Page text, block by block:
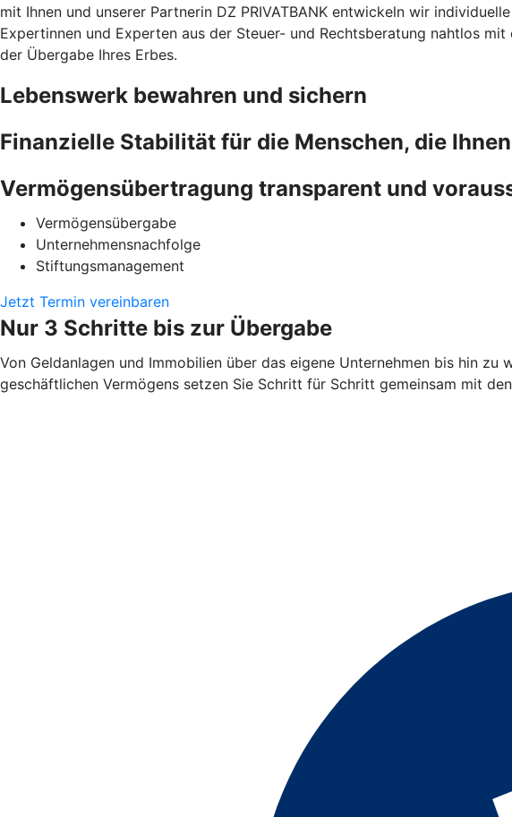
mit Ihnen und unserer Partnerin DZ PRIVATBANK entwickeln wir
Expertinnen und Experten aus der Steuer- und Rechtsberatung nahtlos
der Übergabe Ihres Erbes.
Lebenswerk bewahren und sichern
Finanzielle Stabilität für die Menschen, die
Vermögensübertragung transparent und
Vermögensübergabe
Unternehmensnachfolge
Stiftungsmanagement
Jetzt Termin vereinbaren
Nur 3 Schritte bis zur Übergabe
Von Geldanlagen und Immobilien über das eigene Unternehmen bis hin
geschäftlichen Vermögens setzen Sie Schritt für Schritt gemeinsam mit